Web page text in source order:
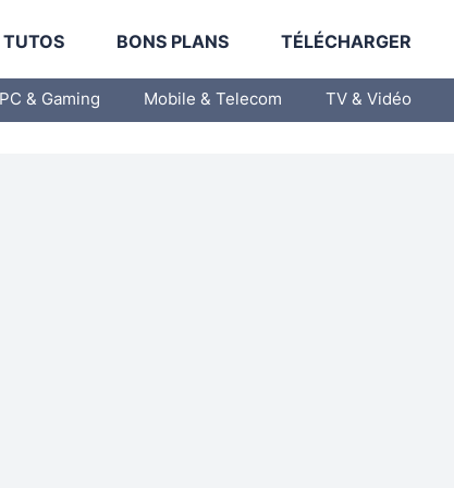
TUTOS BONS PLANS TÉLÉCHARGER
PC & Gaming Mobile & Telecom TV & Vidéo